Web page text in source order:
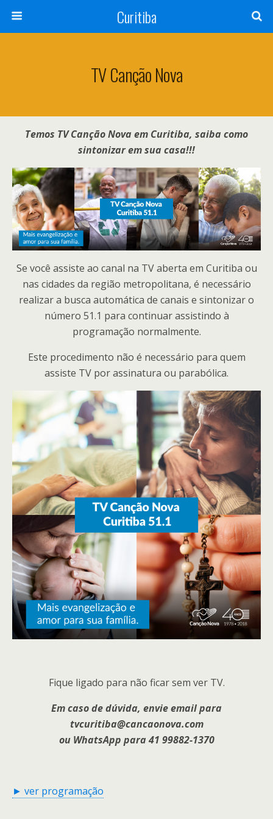
Curitiba
TV Canção Nova
Temos TV Canção Nova em Curitiba, saiba como
sintonizar em sua casa!!!
Se você assiste ao canal na TV aberta em Curitiba ou
nas cidades da região metropolitana, é necessário
realizar a busca automática de canais e sintonizar o
número 51.1 para continuar assistindo à
programação normalmente.
Este procedimento não é necessário para quem
assiste TV por assinatura ou parabólica.
Fique ligado para não ficar sem ver TV.
Em caso de dúvida, envie email para
tvcuritiba@cancaonova.com
ou WhatsApp para 41 99882-1370
► ver programação